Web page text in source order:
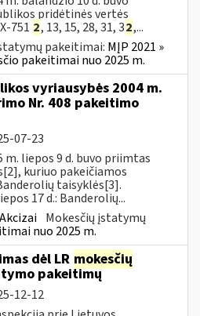
pridėtinės vertės
751 2, 13, 15, 28, 31, 32,...
pakeitimai: MĮP 2021 »
pakeitimai nuo 2025 m.
vyriausybės 2004 m.
Nr. 408 pakeitimo
07-23
liepos 9 d. buvo priimtas
kuriuo pakeičiamos
taisyklės[3].
17 d.: Banderolių...
Akcizai Mokesčių įstatymų
nuo 2025 m.
dėl LR mokesčių
pakeitimų
12-12